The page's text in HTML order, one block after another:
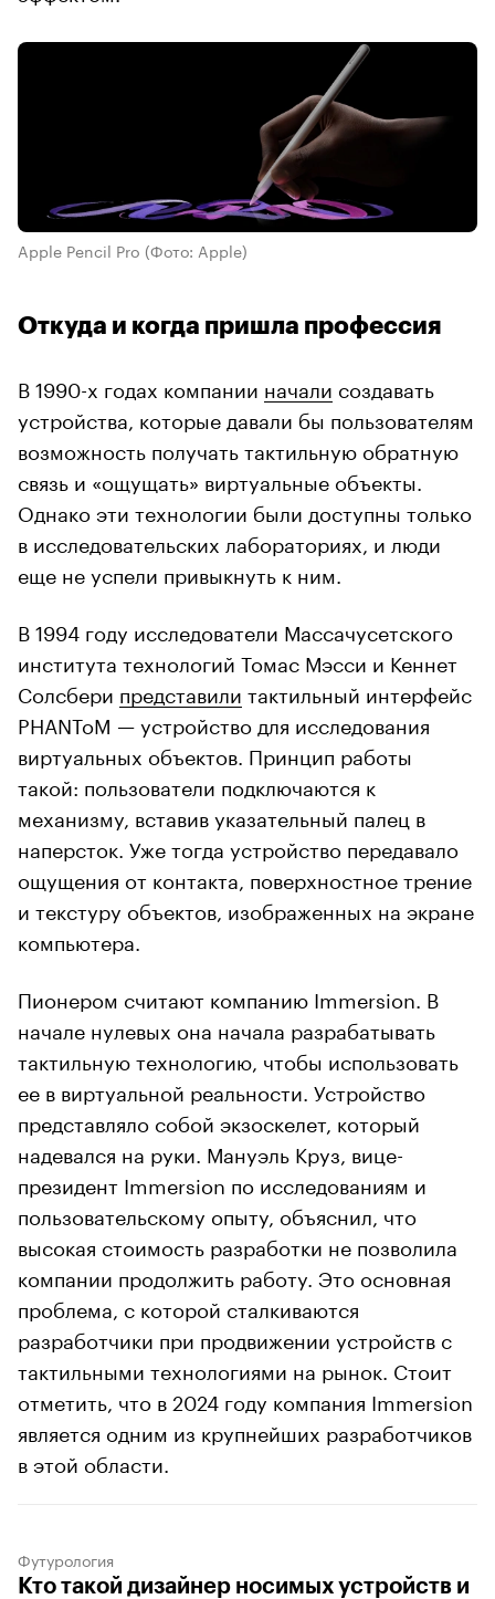
Apple Pencil Pro (Фото: Apple)
Откуда и когда пришла профессия
В 1990-х годах компании начали создавать
устройства, которые давали бы пользователям
возможность получать тактильную обратную
связь и «ощущать» виртуальные объекты.
Однако эти технологии были доступны только
в исследовательских лабораториях, и люди
еще не успели привыкнуть к ним.
В 1994 году исследователи Массачусетского
института технологий Томас Мэсси и Кеннет
Солсбери представили тактильный интерфейс
PHANToM — устройство для исследования
виртуальных объектов. Принцип работы
такой: пользователи подключаются к
механизму, вставив указательный палец в
наперсток. Уже тогда устройство передавало
ощущения от контакта, поверхностное трение
и текстуру объектов, изображенных на экране
компьютера.
Пионером считают компанию Immersion. В
начале нулевых она начала разрабатывать
тактильную технологию, чтобы использовать
ее в виртуальной реальности. Устройство
представляло собой экзоскелет, который
надевался на руки. Мануэль Круз, вице-
президент Immersion по исследованиям и
пользовательскому опыту, объяснил, что
высокая стоимость разработки не позволила
компании продолжить работу. Это основная
проблема, с которой сталкиваются
разработчики при продвижении устройств с
тактильными технологиями на рынок. Стоит
отметить, что в 2024 году компания Immersion
является одним из крупнейших разработчиков
в этой области.
Футурология
Кто такой дизайнер носимых устройств и